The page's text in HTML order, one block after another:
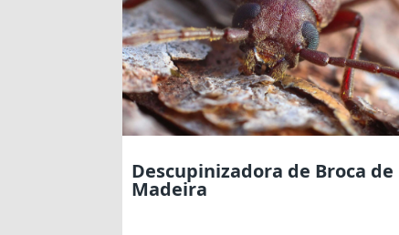
Descupinizadora de Broca de
Madeira